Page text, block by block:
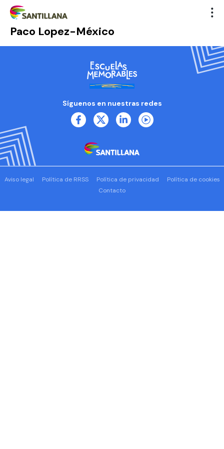
Paco Lopez-México
Síguenos en nuestras redes
Aviso legal Política de RRSS Política de privacidad
Política de cookies
Contacto